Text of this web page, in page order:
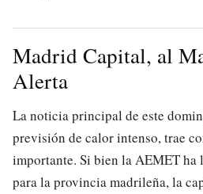
Madrid Capital, al
Alerta
La noticia principal de este
previsión de calor intenso, trae
importante. Si bien la AEMET ha
para la provincia madrileña, la